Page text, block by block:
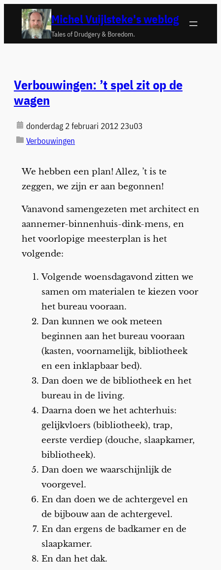
naar
Michel Vuijlsteke's weblog
Tales of Drudgery & Boredom.
Verbouwingen: ’t spel zit op de
wagen
donderdag 2 februari 2012 23u03
Verbouwingen
We hebben een plan! Allez, ’t is te
zeggen, we zijn er aan begonnen!
Vanavond samengezeten met architect en
aannemer-binnenhuis-dink-mens, en
het voorlopige meesterplan is het
volgende:
Volgende woensdagavond zitten we
samen om materialen te kiezen voor
het bureau vooraan.
Dan kunnen we ook meteen
beginnen aan het bureau vooraan
(kasten, voornamelijk, bibliotheek
en een inklapbaar bed).
Dan doen we de bibliotheek en het
bureau in de living.
Daarna doen we het achterhuis:
gelijkvloers (bibliotheek), trap,
eerste verdiep (douche, slaapkamer,
bibliotheek).
Dan doen we waarschijnlijk de
voorgevel.
En dan doen we de achtergevel en
de bijbouw aan de achtergevel.
En dan ergens de badkamer en de
slaapkamer.
En dan het dak.